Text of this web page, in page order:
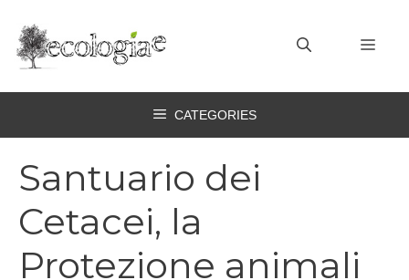
contenuto
CATEGORIES
Santuario dei
Cetacei, la
Protezione animali